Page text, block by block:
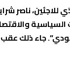
للاجئين، ناصر
السياسية
جاء ذلك